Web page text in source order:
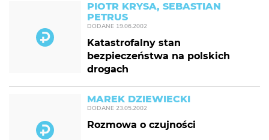
PIOTR KRYSA, SEBASTIAN
PETRUS
DODANE 19.06.2002
Katastrofalny stan
bezpieczeństwa na polskich
drogach
MAREK DZIEWIECKI
DODANE 23.05.2002
Rozmowa o czujności